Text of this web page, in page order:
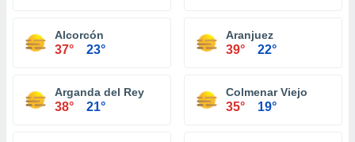
Alcorcón
37° 23°
Aranjuez
39° 22°
Arganda del Rey
38° 21°
Colmenar Viejo
35° 19°